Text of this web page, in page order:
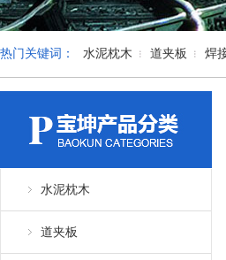
热门关键词： 水泥枕木 道夹板 焊
水泥枕木
道夹板